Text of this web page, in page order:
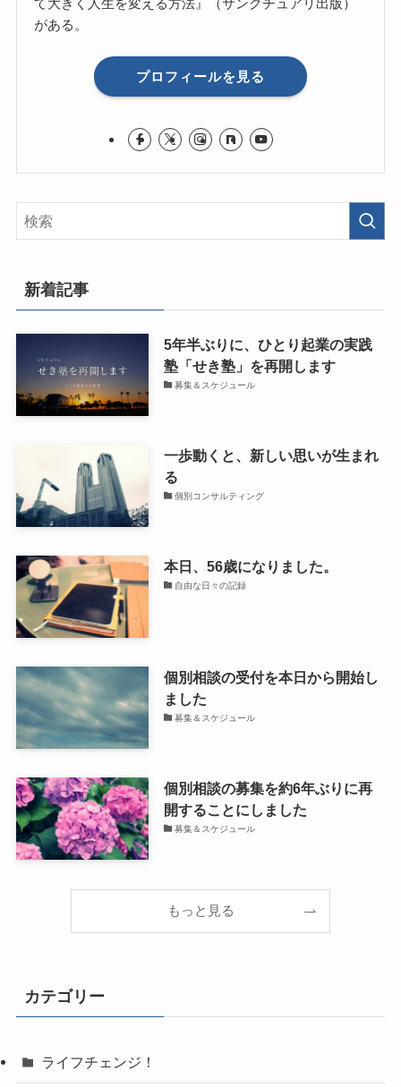
て大きく人生を変える方法』（サンクチュアリ出版）
がある。
プロフィールを見る
新着記事
5年半ぶりに、ひとり起業の実践
塾「せき塾」を再開します
募集＆スケジュール
一歩動くと、新しい思いが生まれ
る
個別コンサルティング
本日、56歳になりました。
自由な日々の記録
個別相談の受付を本日から開始し
ました
募集＆スケジュール
個別相談の募集を約6年ぶりに再
開することにしました
募集＆スケジュール
もっと見る
カテゴリー
ライフチェンジ！